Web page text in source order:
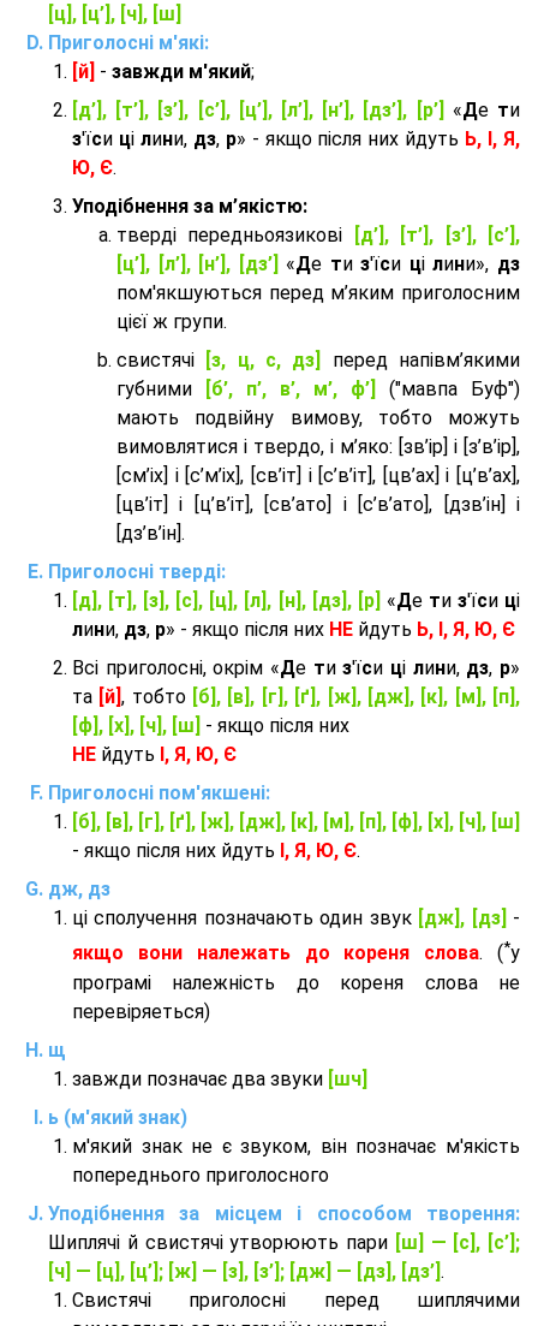
[ц], [ц’], [ч], [ш]
Приголосні м'які:
[й] - завжди м'який;
[д’], [т’], [з’], [с’], [ц’], [л’], [н’], [дз’], [р’]
«Де ти
з'їси ці лини, дз, р» - якщо після них йдуть Ь, І, Я,
Ю, Є.
Уподібнення за м’якістю:
тверді передньоязикові
[д’], [т’], [з’], [с’],
[ц’], [л’], [н’], [дз’] «Де тиз'їси цілини», дз
пом'якшуються перед м’яким приголосним
цієї ж групи.
cвистячі
[з, ц, с, дз]
перед напівм’якими
губними
[б’, п’, в’, м’, ф’]
("мавпа Буф")
мають подвійну вимову, тобто можуть
вимовлятися і твердо, і м’яко: [зв’ір] і [з’в’ір],
[см’іх] і [с’м’іх], [св’іт] і [с’в’іт], [цв’ах] і [ц’в’ах],
[цв’іт] і [ц’в’іт], [св’ато] і [с’в’ато], [дзв’iн] і
[дз’в’iн].
Приголосні тверді:
[д], [т], [з], [с], [ц], [л], [н], [дз], [р] «Де ти з'їси ці
лини, дз, р» - якщо після них НЕ йдуть Ь, І, Я, Ю, Є
Всі приголосні, окрім «Де тиз'їси ці лини, дз, р»
та [й], тобто [б], [в], [г], [ґ], [ж], [дж], [к], [м], [п],
[ф], [х], [ч], [ш] - якщо після них
НЕ йдуть І, Я, Ю, Є
Приголосні пом'якшені:
[б], [в], [г], [ґ], [ж], [дж], [к], [м], [п], [ф], [х], [ч], [ш]
- якщо після них йдуть І, Я, Ю, Є.
дж, дз
ці сполучення позначають один звук [дж], [дз] -
якщо вони належать до кореня слова. (*у
програмі належність до кореня слова не
перевіряеться)
щ
завжди позначає два звуки [шч]
ь (м'який знак)
м'який знак не є звуком, він позначає м'якість
попереднього приголосного
Уподібнення за місцем і способом творення:
Шиплячі й свистячі утворюють пари [ш] — [c], [с’];
[ч] — [ц], [ц’]; [ж] — [з], [з’]; [дж] — [дз], [дз’] .
Свистячі приголосні перед шиплячими